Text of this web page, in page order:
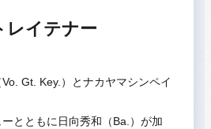
レイテナー
Gt. Key.）とナカヤマシンペイ
とともに日向秀和（Ba.）が加